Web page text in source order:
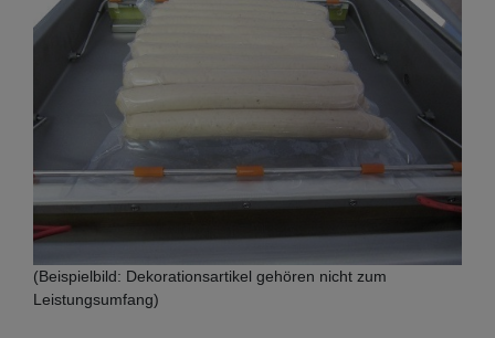
(Beispielbild: Dekorationsartikel gehören nicht zum
Leistungsumfang)